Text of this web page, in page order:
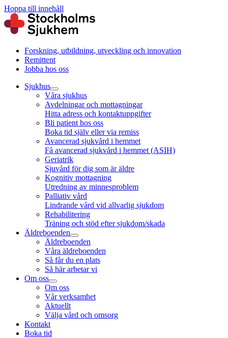
Hoppa till innehåll
Forskning, utbildning, utveckling och innovation
Remittent
Jobba hos oss
Sjukhus
Våra sjukhus
Avdelningar och mottagningar
Hitta adress och kontaktuppgifter
Bli patient hos oss
Boka tid själv eller via remiss
Avancerad sjukvård i hemmet
Få avancerad sjukvård i hemmet (ASIH)
Geriatrik
Sjuvård för dig som är äldre
Kognitiv mottagning
Utredning av minnesproblem
Palliativ vård
Lindrande vård vid allvarlig sjukdom
Rehabilitering
Träning och stöd efter sjukdom/skada
Äldreboenden
Äldreboenden
Våra äldreboenden
Så får du en plats
Så här arbetar vi
Om oss
Om oss
Vår verksamhet
Aktuellt
Välja vård och omsorg
Kontakt
Boka tid